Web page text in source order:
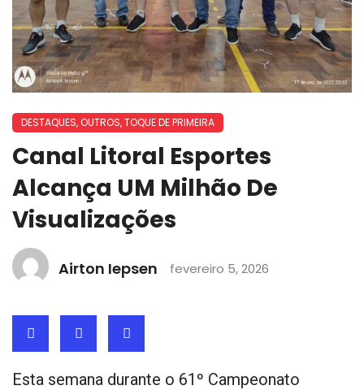
DESTAQUES, OUTROS,TOQUE DE PRIMEIRA
Canal Litoral Esportes
Alcança UM Milhão De
Visualizações
Airton Iepsen fevereiro 5, 2026
Esta semana durante o 61º Campeonato